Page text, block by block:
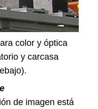
color y óptica
y carcasa
de imagen está